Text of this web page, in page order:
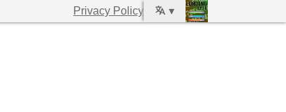
Privacy Policy ▾